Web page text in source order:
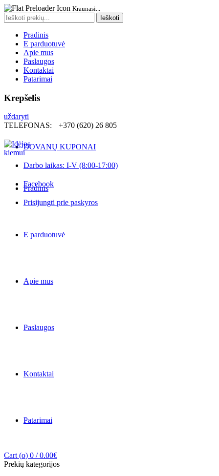
Kraunasi...
Search
for:
Ieškoti
Pradinis
E parduotuvė
Apie mus
Paslaugos
Kontaktai
Patarimai
Krepšelis
uždaryti
TELEFONAS:
+370 (620) 26 805
DOVANŲ KUPONAI
Darbo laikas: I-V (8:00-17:00)
Facebook
Prisijungti prie paskyros
Pradinis
E parduotuvė
Apie mus
Paslaugos
Kontaktai
Patarimai
Cart (o) 0 / 0.00€
Prekių kategorijos